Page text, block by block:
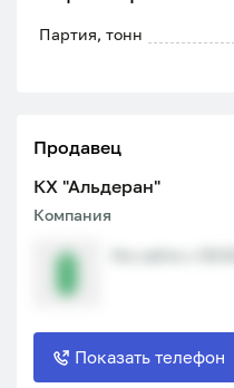
Партия, тонн
Продавец
КХ "Альдеран"
Компания
Показать телефон